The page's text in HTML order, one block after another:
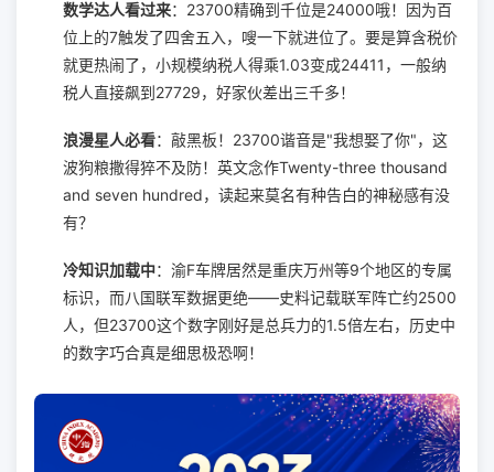
数学达人看过来：23700精确到千位是24000哦！因为百
位上的7触发了四舍五入，嗖一下就进位了。要是算含税价
就更热闹了，小规模纳税人得乘1.03变成24411，一般纳
税人直接飙到27729，好家伙差出三千多！
浪漫星人必看：敲黑板！23700谐音是"我想娶了你"，这
波狗粮撒得猝不及防！英文念作Twenty-three thousand
and seven hundred，读起来莫名有种告白的神秘感有没
有？
冷知识加载中：渝F车牌居然是重庆万州等9个地区的专属
标识，而八国联军数据更绝——史料记载联军阵亡约2500
人，但23700这个数字刚好是总兵力的1.5倍左右，历史中
的数字巧合真是细思极恐啊！